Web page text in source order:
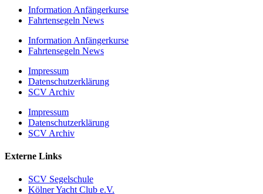
Information Anfängerkurse
Fahrtensegeln News
Information Anfängerkurse
Fahrtensegeln News
Impressum
Datenschutzerklärung
SCV Archiv
Impressum
Datenschutzerklärung
SCV Archiv
Externe Links
SCV Segelschule
Kölner Yacht Club e.V.